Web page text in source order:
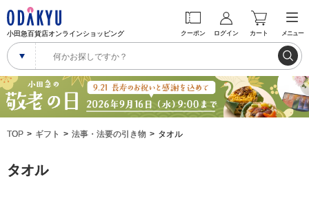
小田急百貨店オンラインショッピング クーポン ログイン カート メニュー
TOP ギフト 法事・法要の引き物 タオル
タオル